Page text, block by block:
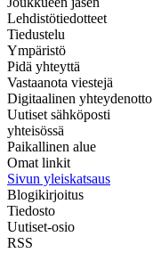
Lehdistötiedotteet
Tiedustelu
Ympäristö
Pidä yhteyttä
Vastaanota viestejä
Digitaalinen yhteydenotto
Uutiset sähköposti
yhteisössä
Paikallinen alue
Omat linkit
Sivun yleiskatsaus
Blogikirjoitus
Tiedosto
Uutiset-osio
RSS